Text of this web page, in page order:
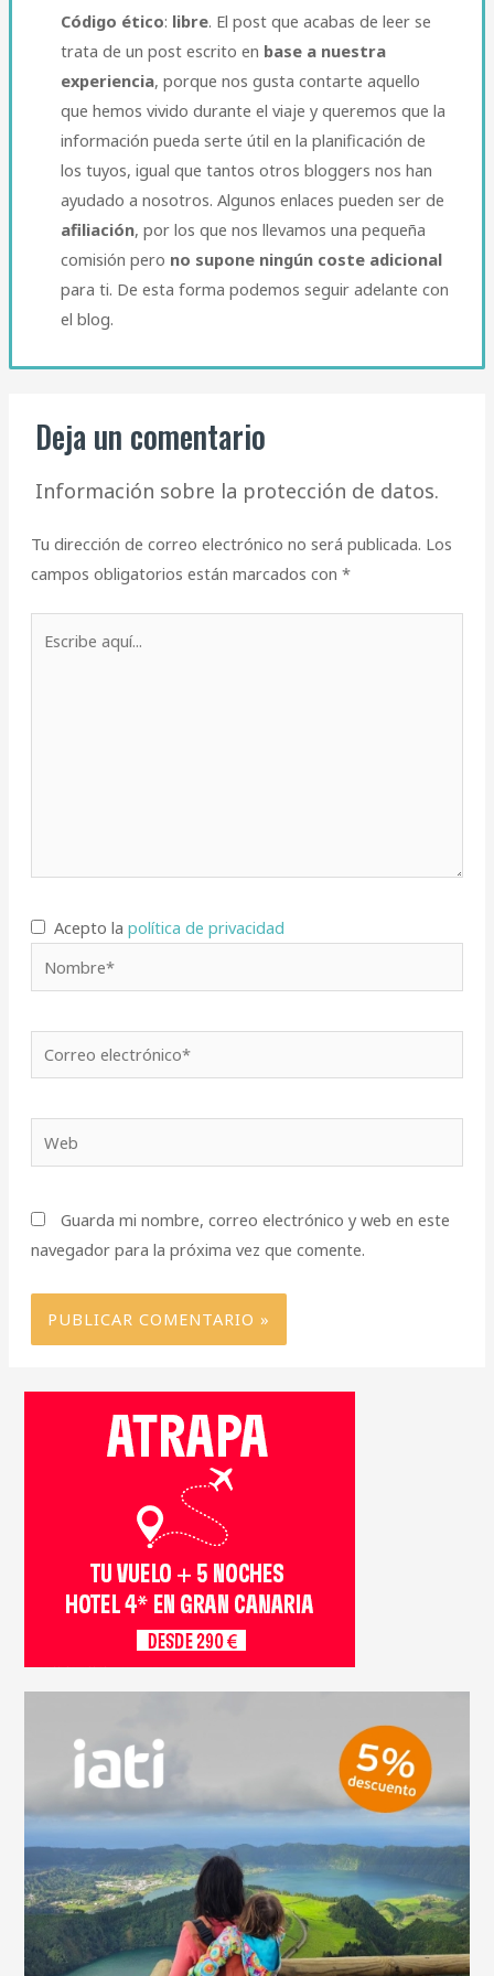
Código ético: libre. El post que acabas de leer se
trata de un post escrito en base a nuestra
experiencia, porque nos gusta contarte aquello
que hemos vivido durante el viaje y queremos que la
información pueda serte útil en la planificación de
los tuyos, igual que tantos otros bloggers nos han
ayudado a nosotros. Algunos enlaces pueden ser de
afiliación, por los que nos llevamos una pequeña
comisión pero no supone ningún coste adicional
para ti. De esta forma podemos seguir adelante con
el blog.​
Deja un comentario
Información sobre la protección de datos.
Tu dirección de correo electrónico no será publicada. Los
campos obligatorios están marcados con *
Acepto la política de privacidad
Nombre*
electrónico*
Guarda mi nombre, correo electrónico y web en este
navegador para la próxima vez que comente.